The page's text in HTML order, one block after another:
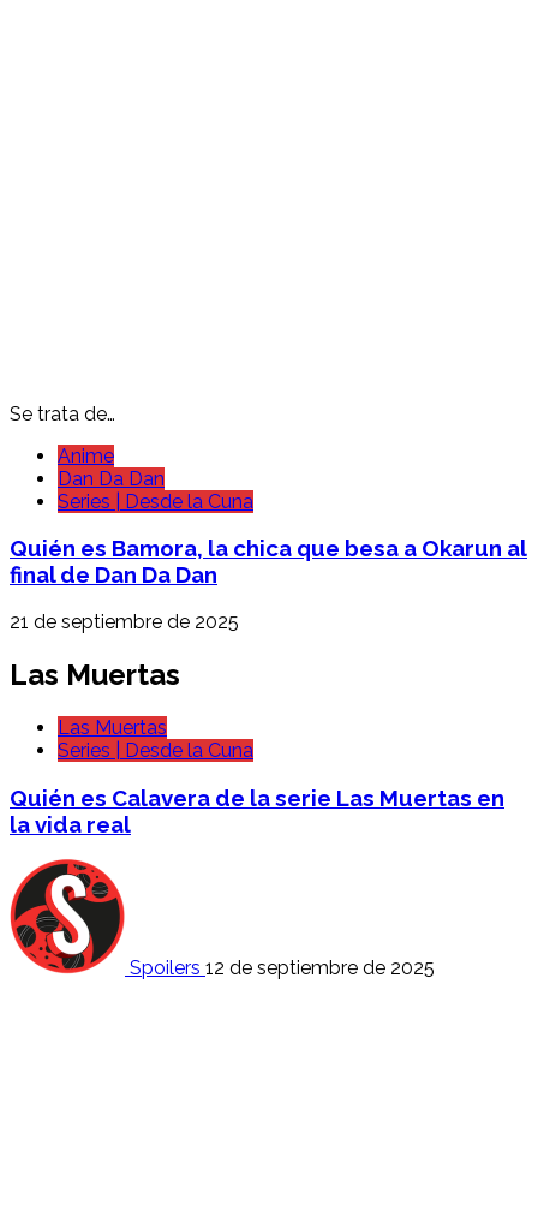
Se trata de…
Anime
Dan Da Dan
Series | Desde la Cuna
Quién es Bamora, la chica que besa a Okarun al
final de Dan Da Dan
21 de septiembre de 2025
Las Muertas
Las Muertas
Series | Desde la Cuna
Quién es Calavera de la serie Las Muertas en
la vida real
Spoilers 12 de septiembre de 2025